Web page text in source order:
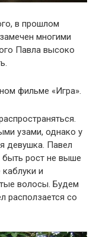
в прошлом
многими
Павла высоко
фильме «Игра».
узами, однако у
девушка. Павел
быть рост не выше
и
волосы. Будем
расползается со